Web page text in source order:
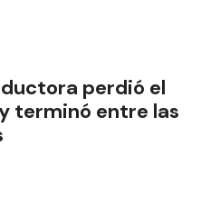
perdió el
terminó entre las